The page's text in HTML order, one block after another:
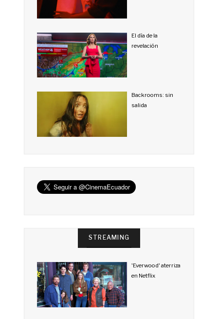
El día de la
revelación
Backrooms: sin
salida
STREAMING
'Everwood' aterriza
en Netflix